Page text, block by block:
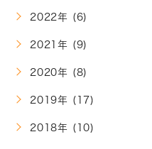
2022年 (6)
2021年 (9)
2020年 (8)
2019年 (17)
2018年 (10)